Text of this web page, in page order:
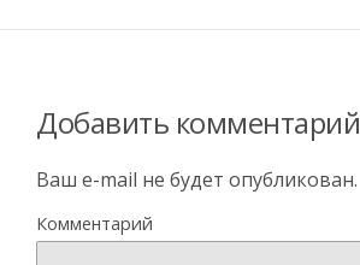
Добавить комментарий
Ваш e-mail не будет опубликован.
Комментарий